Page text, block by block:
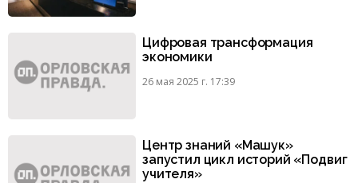
Цифровая трансформация
экономики
26 мая 2025 г. 17:39
Центр знаний «Машук»
запустил цикл историй «Подвиг
учителя»